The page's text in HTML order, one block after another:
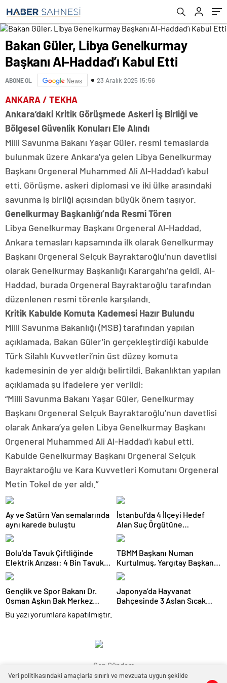
Bakan Güler, Libya Genelkurmay
Başkanı Al-Haddad’ı Kabul Etti
ABONE OL News 23 Aralık 2025 15:56
ANKARA / TEKHA
Ankara’daki Kritik Görüşmede Askeri İş Birliği ve
Bölgesel Güvenlik Konuları Ele Alındı
Milli Savunma Bakanı Yaşar Güler, resmi temaslarda
bulunmak üzere Ankara’ya gelen Libya Genelkurmay
Başkanı Orgeneral Muhammed Ali Al-Haddad’ı kabul
etti. Görüşme, askeri diplomasi ve iki ülke arasındaki
savunma iş birliği açısından büyük önem taşıyor.
Genelkurmay Başkanlığı’nda Resmi Tören
Libya Genelkurmay Başkanı Orgeneral Al-Haddad,
Ankara temasları kapsamında ilk olarak Genelkurmay
Başkanı Orgeneral Selçuk Bayraktaroğlu’nun davetlisi
olarak Genelkurmay Başkanlığı Karargahı’na geldi. Al-
Haddad, burada Orgeneral Bayraktaroğlu tarafından
düzenlenen resmi törenle karşılandı.
Kritik Kabulde Komuta Kademesi Hazır Bulundu
Milli Savunma Bakanlığı (MSB) tarafından yapılan
açıklamada, Bakan Güler’in gerçekleştirdiği kabulde
Türk Silahlı Kuvvetleri’nin üst düzey komuta
kademesinin de yer aldığı belirtildi. Bakanlıktan yapılan
açıklamada şu ifadelere yer verildi:
“Milli Savunma Bakanı Yaşar Güler, Genelkurmay
Başkanı Orgeneral Selçuk Bayraktaroğlu’nun davetlisi
olarak Ankara’ya gelen Libya Genelkurmay Başkanı
Orgeneral Muhammed Ali Al-Haddad’ı kabul etti.
Kabulde Genelkurmay Başkanı Orgeneral Selçuk
Bayraktaroğlu ve Kara Kuvvetleri Komutanı Orgeneral
Metin Tokel de yer aldı.”
Ay ve Satürn Van semalarında
aynı karede buluştu
İstanbul’da 4 İlçeyi Hedef
Alan Suç Örgütüne
Operasyon: 7 Gözaltı
Bolu’da Tavuk Çiftliğinde
Elektrik Arızası: 4 Bin Tavuk
Telef Oldu
TBMM Başkanı Numan
Kurtulmuş, Yargıtay Başkanı
Ömer Kerkez’i Kabul Etti
Gençlik ve Spor Bakanı Dr.
Osman Aşkın Bak Merkez
Hakem Kurulu Yaz
Seminerinde Hakem
Japonya’da Hayvanat
Bahçesinde 3 Aslan Sıcak
Bu yazı yorumlara kapatılmıştır.
Son Gündem
Veri politikasındaki amaçlarla sınırlı ve mevzuata uygun şekilde